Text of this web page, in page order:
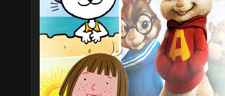
KONIECZNIE ZOBACZ MÓJ KANAŁ O TEORIACH
https://www.youtube.com/topoweteoriespiskowe
Ⓢ Subskrybuj kanał:https://www.youtube.com/user/
ⓕ Polajkuj facebooka:http://www.facebook.com/
Ⓘ Sprawdź mój Instagram:
https://instagram.com/